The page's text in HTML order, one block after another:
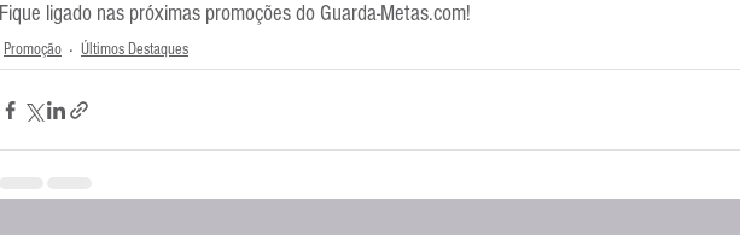
Fique ligado nas próximas promoções do Guarda-Metas.com!
Promoção Últimos Destaques